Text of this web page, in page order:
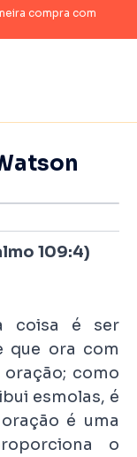
compra com
109:4)
coisa é ser
que ora com
como
esmolas, é
é uma
o